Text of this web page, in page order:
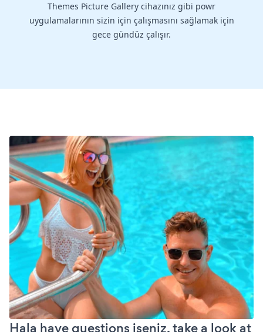
Themes Picture Gallery cihazınız gibi powr
uygulamalarının sizin için çalışmasını sağlamak için
gece gündüz çalışır.
Hala have questions iseniz, take a look at